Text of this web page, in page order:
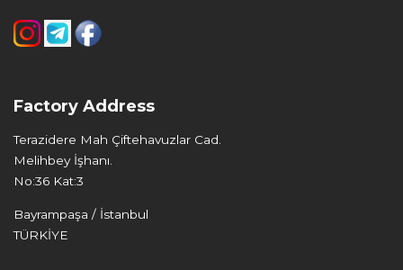
Factory Address
Terazidere Mah Çiftehavuzlar Cad.
Melihbey İşhanı.
No:36 Kat:3
Bayrampaşa / İstanbul
TÜRKİYE